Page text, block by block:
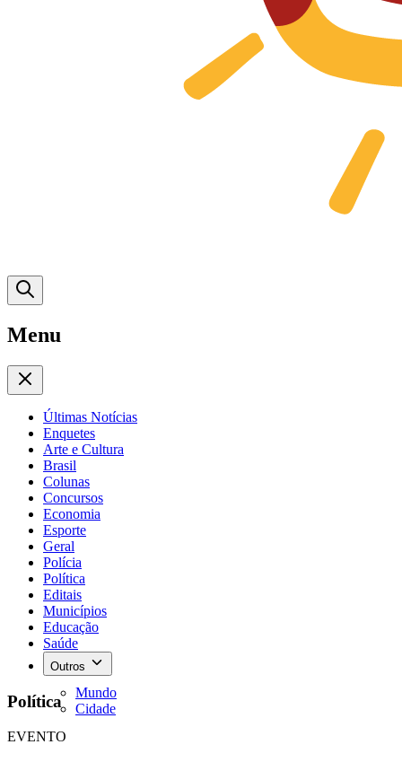
Menu
Últimas Notícias
Enquetes
Arte e Cultura
Brasil
Colunas
Concursos
Economia
Esporte
Geral
Polícia
Política
Editais
Municípios
Educação
Saúde
Outros
Mundo
Cidade
Política
EVENTO